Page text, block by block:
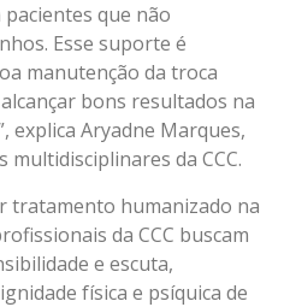
que não
Esse suporte é
manutenção da troca
bons resultados na
explica Aryadne Marques,
da CCC.
tratamento humanizado na
da CCC buscam
e escuta,
física e psíquica de